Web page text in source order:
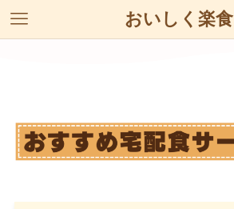
おいしく楽食